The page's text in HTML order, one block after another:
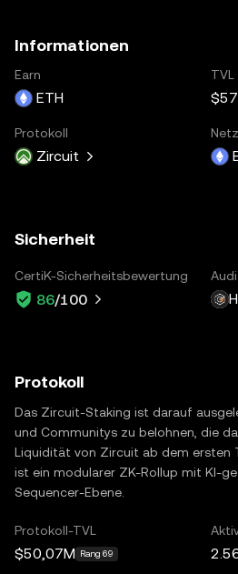
Informationen
Earn
ETH
TVL
Protokoll
Zircuit
Sicherheit
CertiK-Sicherheitsbewertung
86/100
Protokoll
Das Zircuit-Staking ist darauf
und Communitys zu belohnen, die
Liquidität von Zircuit ab dem ersten
ist ein modularer ZK-Rollup mit KI-
Sequencer-Ebene.
Protokoll-TVL
$50,07M Rang 69